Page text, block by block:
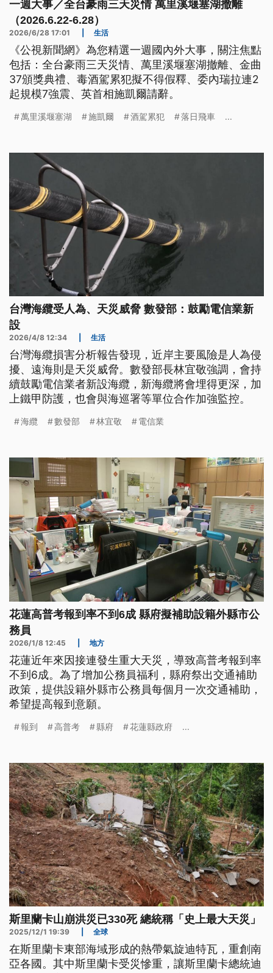
一週大事／全台豪雨三天災情 萬里溪堰塞湖撤離
（2026.6.22-6.28）
2026/6/28 17:01 生活
《公視新聞網》為您精選一週國內外大事，關注焦點
包括：全台豪雨三天災情、萬里溪堰塞湖撤離、金曲
37頒獎典禮、毒酒駕累犯擬不得假釋、委內瑞拉連2
起規模7強震、英首相施凱爾請辭。
萬里溪堰塞湖 施凱爾 酒駕累犯 落日飛車 ...
台灣海纜受人為、天災威脅 數發部：鼓勵電信業新
設
2026/4/8 12:34 生活
台灣海纜損害分析報告發現，近岸主要風險是人為侵
擾、遠海則是天災威脅。數發部長林宜敬強調，會持
續鼓勵電信業者新設海纜，新海纜將會埋得更深，加
上鐵甲防護，也會與海巡署等單位合作加強監控。
海纜 數發部 林宜敬 電信業
花蓮高普考報到率不到6成 縣府擬補助設籍外縣市公
務員
2026/1/8 12:45 地方
花蓮近年來因接連發生重大天災，導致高普考報到率
不到6成。為了增加公務員福利，縣府祭出交通補助
政策，提供設籍外縣市公務員每個月一次交通補助，
希望提高報到意願。
報到 高普考 縣府 花蓮縣政府 ...
斯里蘭卡山崩洪災已330死 總統稱「史上最大天災」
2025/12/1 19:39 全球
在斯里蘭卡東部海域形成的熱帶氣旋迪特瓦，重創南
亞各國。其中斯里蘭卡受災慘重，讓斯里蘭卡總統迪